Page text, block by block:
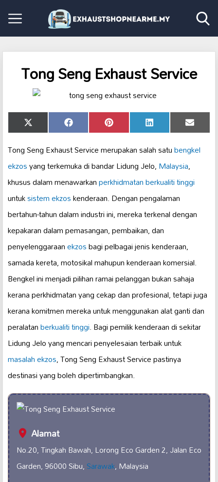
Tong Seng Exhaust Service
Share
on
X
(Twitter)
Share
on
Facebook Share
on
Pinterest Share
on
LinkedIn Share
on
Email
Tong Seng Exhaust Service merupakan salah satubengkel
ekzosyang terkemuka di bandar Lidung Jelo,Malaysia,
khusus dalam menawarkanperkhidmatan berkualiti tinggi
untuksistem ekzoskenderaan. Dengan pengalaman
bertahun-tahun dalam industri ini, mereka terkenal dengan
kepakaran dalam pemasangan, pembaikan, dan
penyelenggaraanekzosbagi pelbagai jenis kenderaan,
samada kereta, motosikal mahupun kenderaan komersial.
Bengkel ini menjadi pilihan ramai pelanggan bukan sahaja
kerana perkhidmatan yang cekap dan profesional, tetapi juga
kerana komitmen mereka untuk menggunakan alat ganti dan
peralatanberkualiti tinggi. Bagi pemilik kenderaan di sekitar
Lidung Jelo yang mencari penyelesaian terbaik untuk
masalah ekzos, Tong Seng Exhaust Service pastinya
destinasi yang boleh dipertimbangkan.
Alamat
No.20, Tingkah Bawah, Lorong Eco Garden 2, Jalan Eco
Garden, 96000 Sibu,Sarawak, Malaysia